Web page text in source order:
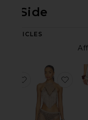
Side
ARTICLES
ajouter aux